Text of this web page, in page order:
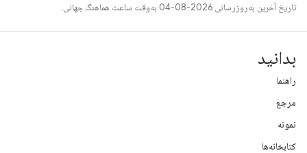
تاریخ آخرین به‌روزرسانی 2026-08-04 به‌وقت ساعت هماهنگ جهانی.
بدانید
راهنما
مرجع
نمونه
کتابخانه‌ها